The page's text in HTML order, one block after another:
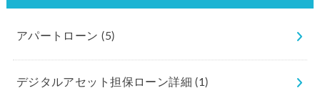
アパートローン(5)
デジタルアセット担保ローン詳細(1)